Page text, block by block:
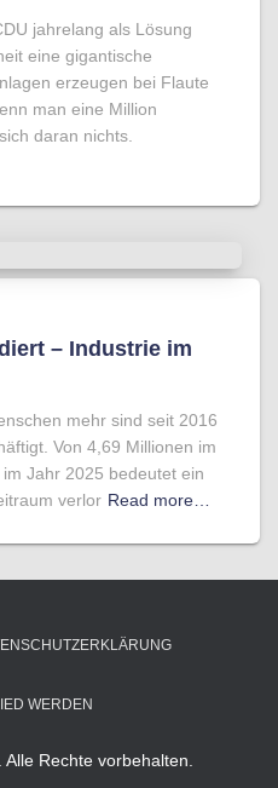
jahrelang als Lösung
eine gigantische
erzeugen bei Flaute
man eine Million
daran nichts.
– Industrie im
mehr sind seit 2016
Von 4,69 Millionen im
Jahr 2025 bedeutet ein
verlor Read more…
WERDEN
Rechte vorbehalten.